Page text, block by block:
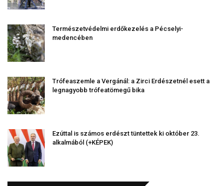
Természetvédelmi erdőkezelés a Pécselyi-
medencében
Trófeaszemle a Vergánál: a Zirci Erdészetnél esett a
legnagyobb trófeatömegű bika
Ezúttal is számos erdészt tüntettek ki október 23.
alkalmából (+KÉPEK)